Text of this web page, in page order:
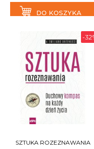
DO KOSZYKA
-
SZTUKA ROZEZNAWANIA